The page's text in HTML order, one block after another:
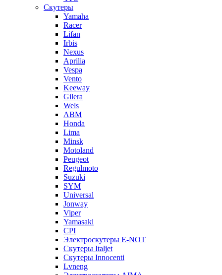
Скутеры
Yamaha
Racer
Lifan
Irbis
Nexus
Aprilia
Vespa
Vento
Keeway
Gilera
Wels
ABM
Honda
Lima
Minsk
Motoland
Peugeot
Regulmoto
Suzuki
SYM
Universal
Jonway
Viper
Yamasaki
CPI
Электроскутеры E-NOT
Скутеры Italjet
Скутеры Innocenti
Lvneng